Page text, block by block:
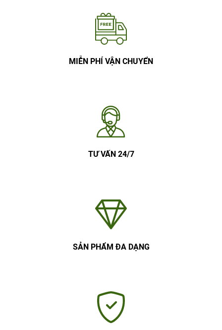
MIỄN PHÍ VẬN CHUYỂN
TƯ VẤN 24/7
SẢN PHẨM ĐA DẠNG